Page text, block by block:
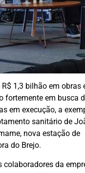
1,3 bilhão em obras
fortemente em busca
em execução, a
sanitário de
nova estação de
do Brejo.
colaboradores da